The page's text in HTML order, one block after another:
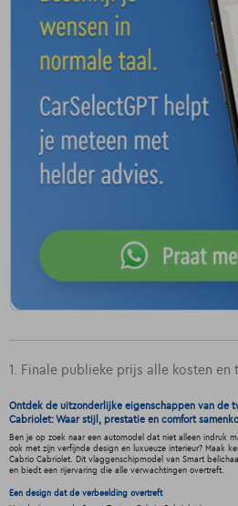
1. Finale publieke prijs alle kosten en
Ontdek de uitzonderlijke eigenschappen van de
Cabriolet: Waar stijl, prestatie en comfort
Ben je op zoek naar een automodel dat niet alleen indruk
ook met zijn verfijnde design en luxueuze interieur? Maak
Cabrio Cabriolet. Dit vlaggenschipmodel van Smart
en biedt een rijervaring die alle verwachtingen overtreft.
Een design dat de verbeelding overtreft